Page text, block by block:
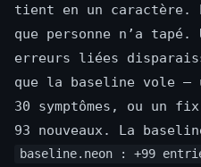
tient en un caractère.
que personne n’a
erreurs liées
que la baseline vole
30 symptômes, ou un
93 nouveaux. La
baseline.neon : +99